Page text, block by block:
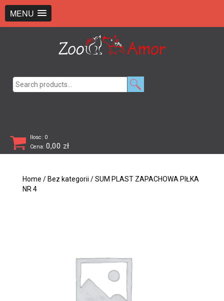
MENU
Ilosc: 0
Cena: 0,00 zł
Home / Bez kategorii / SUM PLAST ZAPACHOWA PIŁKA
NR 4